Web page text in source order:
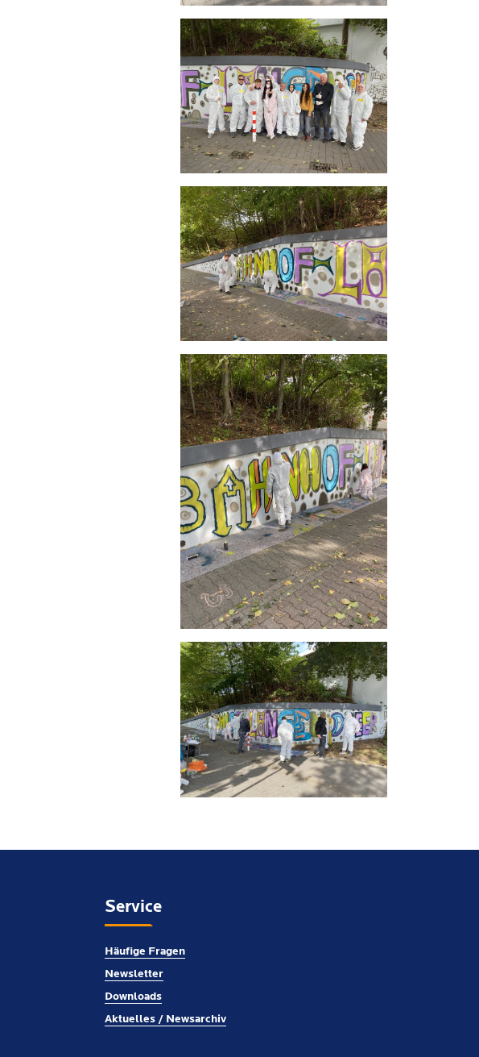
Service
Häufige Fragen
Newsletter
Downloads
Aktuelles / Newsarchiv